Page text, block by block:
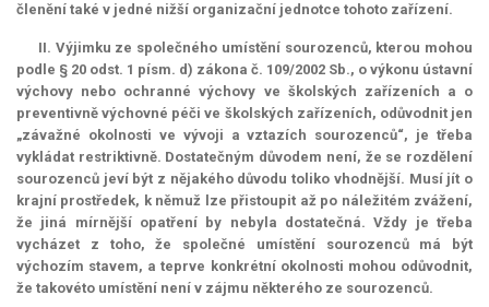
členění také v jedné nižší organizační jednotce tohoto zařízení.
II. Výjimku ze společného umístění sourozenců, kterou mohou
podle § 20 odst. 1 písm. d) zákona č. 109/2002 Sb., o výkonu ústavní
výchovy nebo ochranné výchovy ve školských zařízeních a o
preventivně výchovné péči ve školských zařízeních, odůvodnit jen
„závažné okolnosti ve vývoji a vztazích sourozenců“, je třeba
vykládat restriktivně. Dostatečným důvodem není, že se rozdělení
sourozenců jeví být z nějakého důvodu toliko vhodnější. Musí jít o
krajní prostředek, k němuž lze přistoupit až po náležitém zvážení,
že jiná mírnější opatření by nebyla dostatečná. Vždy je třeba
vycházet z toho, že společné umístění sourozenců má být
výchozím stavem, a teprve konkrétní okolnosti mohou odůvodnit,
že takovéto umístění není v zájmu některého ze sourozenců.